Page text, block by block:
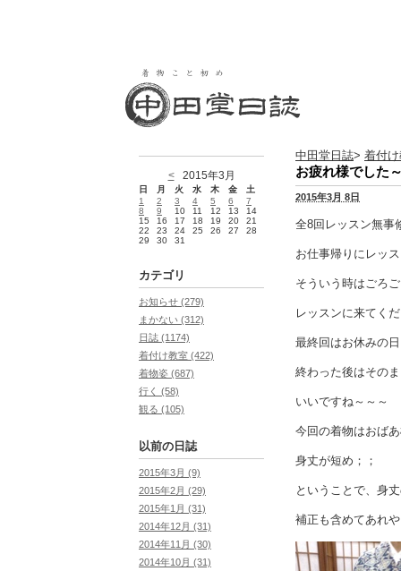
中田堂日誌> 着付
お疲れ様でした
2015年3月 8日
全8回レッスン無事
お仕事帰りにレッ
そういう時はごろ
レッスンに来てく
最終回はお休みの
終わった後はその
いいですね～～～
今回の着物はおば
身丈が短め；；
ということで、身
補正も含めてあれ
<2015年3月
日 月 火 水 木 金
土
1
2 3 4 5 6
7
8
9 10 11 12 13
14
15
16 17 18 19 20
21
22
23 24 25 26 27
28
29
30 31
カテゴリ
お知らせ (279)
まかない (312)
日誌 (1174)
着付け教室 (422)
着物姿 (687)
行く (58)
観る (105)
以前の日誌
2015年3月 (9)
2015年2月 (29)
2015年1月 (31)
2014年12月 (31)
2014年11月 (30)
2014年10月 (31)